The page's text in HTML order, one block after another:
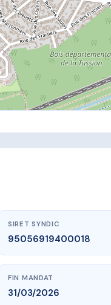
SIRET SYNDIC
95056919400018
FIN MANDAT
31/03/2026